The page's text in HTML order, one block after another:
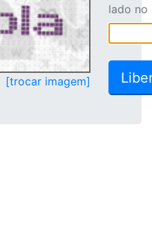
[trocar imagem]
lado no